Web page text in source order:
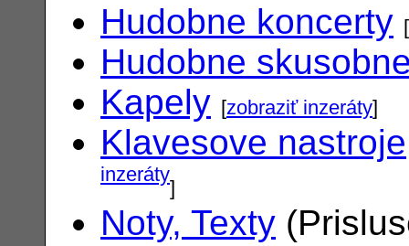
Hudobne koncerty [
Hudobne
Kapely [zobraziť inzeráty]
Klavesove nastroje
inzeráty]
Noty, Texty